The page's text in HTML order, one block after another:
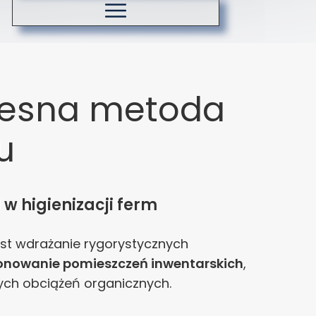
Koszty dostawy
w higienizacji ferm
wdrażanie rygorystycznych
pomieszczeń inwentarskich,
obciążeń organicznych.
metoda